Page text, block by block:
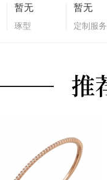
暂无
琢型
暂无
定制服务